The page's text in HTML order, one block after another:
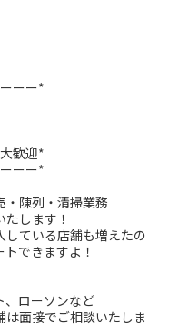
ーー*
歓迎*
ーー*
・陳列・清掃業務
します！
ている店舗も増えたの
できますよ！
、ローソンなど
面接でご相談いたしま